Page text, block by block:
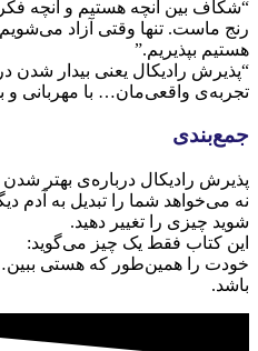
“شکاف بین آنچه هستیم و آنچه
رنج ماست. تنها وقتی آزاد
هستیم بپذیریم.”
“پذیرش رادیکال یعنی بیدار شدن
تجربه‌ی واقعی‌مان… با مهربانی
جمع‌بندی
پذیرش رادیکال درباره‌ی بهتر
نه می‌خواهد شما را تبدیل به آدم
شوید چیزی را تغییر دهید.
این کتاب فقط یک چیز می‌گوید:
خودت را همین‌طور که هستی ببین…
باشد.